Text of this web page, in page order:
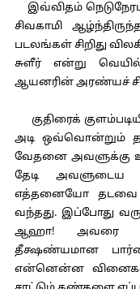
இவ்விதம்
சிவகாமி
படலங்கள் சிறிது
சுளீர் என்று
ஆயனரின் அரண்யச்
குதிரைக்
அடி ஒவ்வொன்றும்
வேதனை அவளுக்கு
தேடி அவளுடைய
எத்தனையோ தடவை
வந்தது. இப்போது
ஆஹா! அவரை
தீக்ஷண்யமான
என்னென்ன